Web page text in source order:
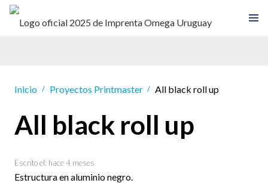
Inicio / Proyectos Printmaster / All black roll up
All black roll up
Escrito el: hace 4 meses
Estructura en aluminio negro.